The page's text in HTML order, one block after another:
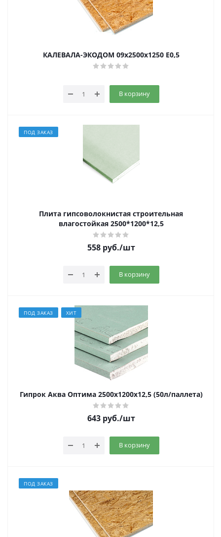
КАЛЕВАЛА-ЭКОДОМ 09х2500х1250 E0,5
В корзину
ПОД ЗАКАЗ
Плита гипсоволокнистая строительная
влагостойкая 2500*1200*12,5
558руб./шт
В корзину
ПОД ЗАКАЗ ХИТ
Гипрок Аква Оптима 2500х1200х12,5 (50л/паллета)
643руб./шт
В корзину
ПОД ЗАКАЗ